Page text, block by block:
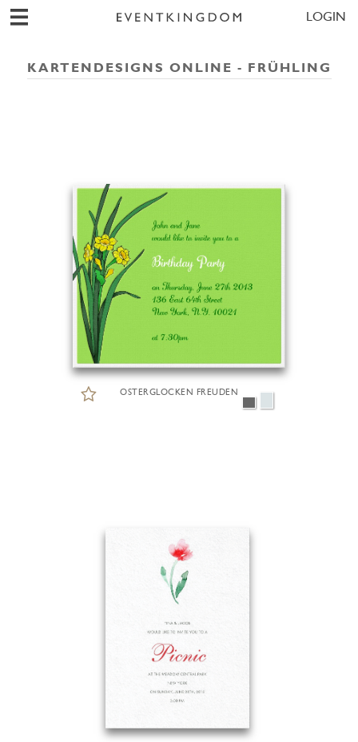
LOGIN
KARTENDESIGNS ONLINE - FRÜHLING
OSTERGLOCKEN FREUDEN